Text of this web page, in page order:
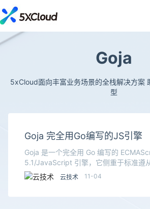
Goja
5xCloud面向丰富业务场景的全栈解决方案
型
Goja 完全用Go编写的JS引擎
Goja 是一个完全用 Go 编写的
5.1/JavaScript 引擎，它侧重于标准遵
使得开发者能够在纯 Go 项目中执行
云技术 11-04